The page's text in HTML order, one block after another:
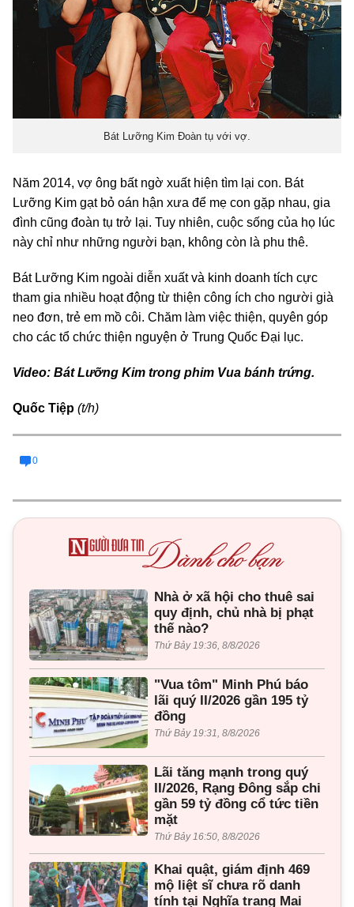
Bát Lưỡng Kim Đoàn tụ với vợ.
Năm 2014, vợ ông bất ngờ xuất hiện tìm lại con. Bát
Lưỡng Kim gạt bỏ oán hận xưa để mẹ con gặp nhau, gia
đình cũng đoàn tụ trở lại. Tuy nhiên, cuộc sống của họ lúc
này chỉ như những người bạn, không còn là phu thê.
Bát Lưỡng Kim ngoài diễn xuất và kinh doanh tích cực
tham gia nhiều hoạt động từ thiện công ích cho người già
neo đơn, trẻ em mồ côi. Chăm làm việc thiện, quyên góp
cho các tổ chức thiện nguyện ở Trung Quốc Đại lục.
Video: Bát Lưỡng Kim trong phim Vua bánh trứng.
Quốc Tiệp (t/h)
0
Nhà ở xã hội cho thuê sai
quy định, chủ nhà bị phạt
thế nào?
Thứ Bảy 19:36, 8/8/2026
"Vua tôm" Minh Phú báo
lãi quý II/2026 gần 195 tỷ
đồng
Thứ Bảy 19:31, 8/8/2026
Lãi tăng mạnh trong quý
II/2026, Rạng Đông sắp chi
gần 59 tỷ đồng cổ tức tiền
mặt
Thứ Bảy 16:50, 8/8/2026
Khai quật, giám định 469
mộ liệt sĩ chưa rõ danh
tính tại Nghĩa trang Mai